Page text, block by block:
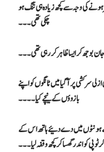
ہونے کی وجہ سے کچھ زیادہ ہی تنگ ہو
چکی تھی۔۔۔
جان بوجھ کر ایسا ظاہر کر رہی تھی ۔۔۔
سرکشی پر آگیا میں ٹانگوں کو اپنے
بازوؤں کے نیچے کیا۔۔۔۔
ہونٹوں میں دے دئیے ہاتھ اس کے
کو اندر گھسا کر کچھ وقفہ لیا۔۔۔